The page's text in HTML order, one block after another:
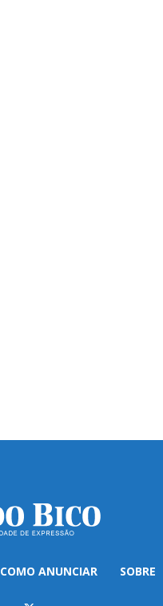
COMO ANUNCIAR SOBRE